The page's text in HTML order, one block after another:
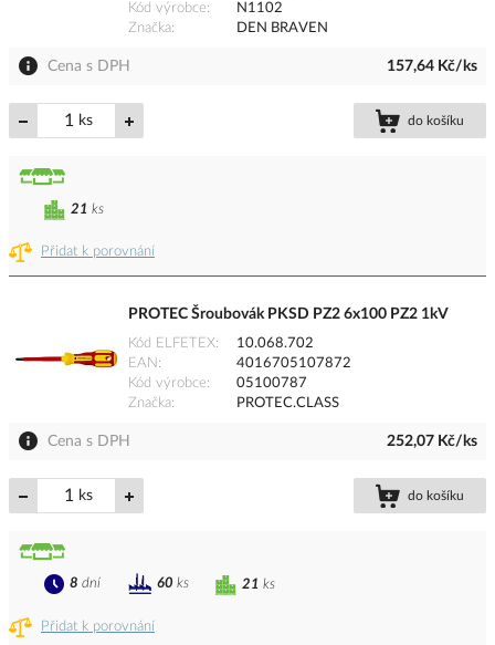
Kód výrobce
N1102
Značka
DEN BRAVEN
Cena s DPH 157,64 Kč/ks
ks do košíku
Přidat k porovnání
21 ks
PROTEC Šroubovák PKSD PZ2 6x100 PZ2 1kV
Kód ELFETEX
10.068.702
EAN
4016705107872
Kód výrobce
05100787
Značka
PROTEC.CLASS
Cena s DPH 252,07 Kč/ks
ks do košíku
Přidat k porovnání
21 ks
8 dní 60 ks